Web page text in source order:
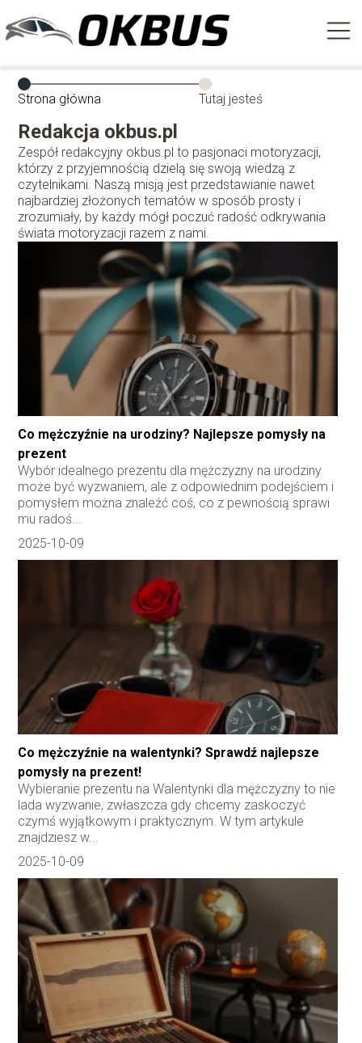
Strona główna Tutaj jesteś
Redakcja okbus.pl
Zespół redakcyjny okbus.pl to pasjonaci motoryzacji,
którzy z przyjemnością dzielą się swoją wiedzą z
czytelnikami. Naszą misją jest przedstawianie nawet
najbardziej złożonych tematów w sposób prosty i
zrozumiały, by każdy mógł poczuć radość odkrywania
świata motoryzacji razem z nami.
Co mężczyźnie na urodziny? Najlepsze pomysły na
prezent
Wybór idealnego prezentu dla mężczyzny na urodziny
może być wyzwaniem, ale z odpowiednim podejściem i
pomysłem można znaleźć coś, co z pewnością sprawi
mu radoś...
2025-10-09
Co mężczyźnie na walentynki? Sprawdź najlepsze
pomysły na prezent!
Wybieranie prezentu na Walentynki dla mężczyzny to nie
lada wyzwanie, zwłaszcza gdy chcemy zaskoczyć
czymś wyjątkowym i praktycznym. W tym artykule
znajdziesz w...
2025-10-09